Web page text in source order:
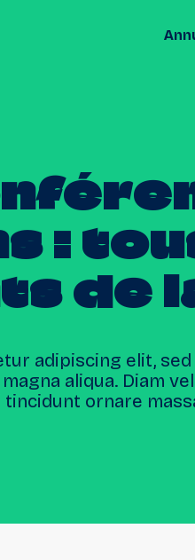
:
de
adipiscing elit, sed
aliqua. Diam
ornare